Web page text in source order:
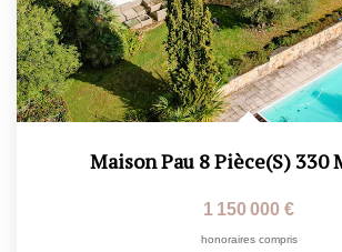
Maison Pau 8 Pièce(s) 330
1 150 000 €
honoraires compris